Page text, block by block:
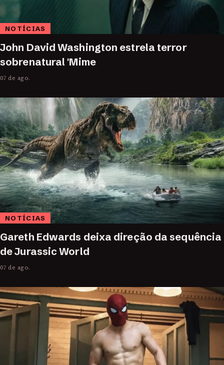
NOTÍCIAS
John David Washington estrela terror
sobrenatural 'Mime
07 de ago.
NOTÍCIAS
Gareth Edwards deixa direção da sequência
de Jurassic World
07 de ago.